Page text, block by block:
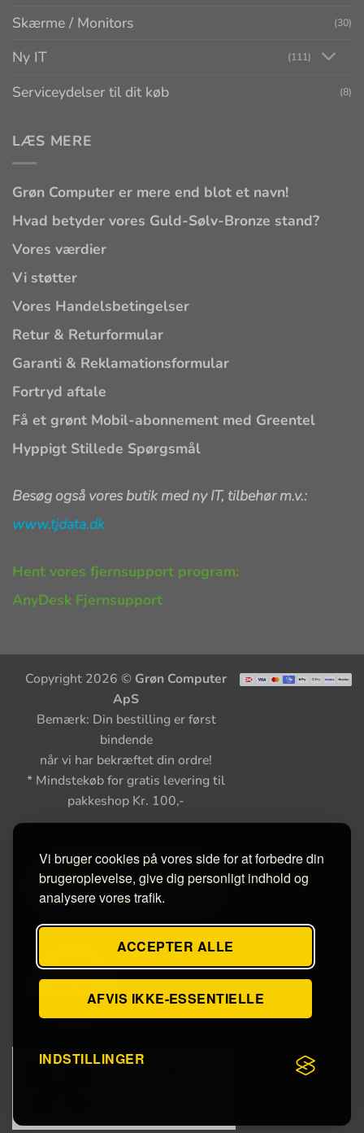
Vi bruger cookies på vores side for at forbedre din
brugeroplevelse, give dig personligt indhold og
analysere vores trafik.
ACCEPTER ALLE
AFVIS IKKE-ESSENTIELLE
INDSTILLINGER
Skærme / Monitors (30)
Ny IT (111)
Serviceydelser til dit køb (8)
LÆS MERE
Grøn Computer er mere end blot et navn!
Hvad betyder vores Guld-Sølv-Bronze stand?
Vores værdier
Vi støtter
Vores Handelsbetingelser
Retur & Returformular
Garanti & Reklamationsformular
Fortryd aftale
Få et grønt Mobil-abonnement med Greentel
Hyppigt Stillede Spørgsmål
Besøg også vores butik med ny IT, tilbehør m.v.:
www.tjdata.dk
Hent vores fjernsupport program:
AnyDesk Fjernsupport
Copyright 2026 © Grøn Computer
ApS
Bemærk: Din bestilling er først
bindende
når vi har bekræftet din ordre!
* Mindstekøb for gratis levering til
pakkeshop Kr. 100,-